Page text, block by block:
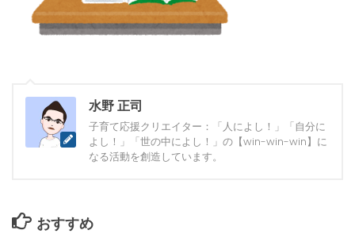
水野 正司
子育て応援クリエイター：「人によし！」「自分に
よし！」「世の中によし！」の【win-win-win】に
なる活動を創造しています。
おすすめ